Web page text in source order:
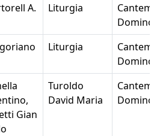
A. Liturgia
Domino
Liturgia
Domino
Gian
Turoldo
David Maria
Domino